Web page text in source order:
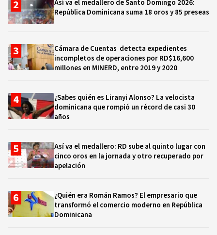
Así va el medallero de Santo Domingo 2026:
República Dominicana suma 18 oros y 85 preseas
Cámara de Cuentas detecta expedientes
incompletos de operaciones por RD$16,600
millones en MINERD, entre 2019 y 2020
¿Sabes quién es Liranyi Alonso? La velocista
dominicana que rompió un récord de casi 30
años
Así va el medallero: RD sube al quinto lugar con
cinco oros en la jornada y otro recuperado por
apelación
¿Quién era Román Ramos? El empresario que
transformó el comercio moderno en República
Dominicana